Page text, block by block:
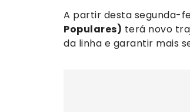
A partir desta segunda-
Populares) terá novo
da linha e garantir mais